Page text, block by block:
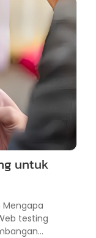
untuk
Mengapa
testing